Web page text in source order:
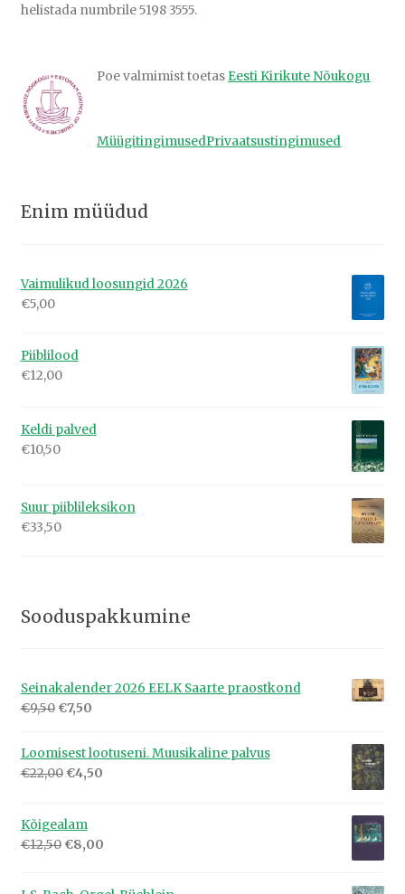
helistada numbrile 5198 3555.
Poe valmimist toetas Eesti Kirikute Nõukogu
MüügitingimusedPrivaatsustingimused
Enim müüdud
Vaimulikud loosungid 2026
€5,00
Piiblilood
€12,00
Keldi palved
€10,50
Suur piiblileksikon
€33,50
Sooduspakkumine
Seinakalender 2026 EELK Saarte praostkond
€9,50 Algne
oli:
€9,50.
€7,50Praegune
on:
€7,50.
Loomisest lootuseni. Muusikaline palvus
€22,00 Algne
€22,00.
€4,50Praegune
Kõigealam
€12,50 Algne
€8,00Praegune